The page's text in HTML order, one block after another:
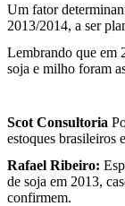
Um fator
2013/2014, a ser
Lembrando que em
soja e milho foram
Scot Consultoria
estoques brasileiros
Rafael Ribeiro:
de soja em 2013,
confirmem.